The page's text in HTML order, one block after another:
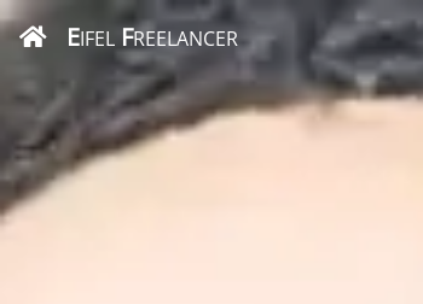
EIFEL FREELANCER